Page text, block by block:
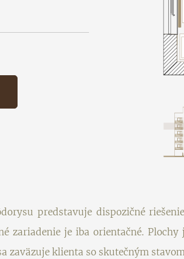
predstavuje dispozičné
zariadenie je iba orientačné.
zaväzuje klienta so skutečným